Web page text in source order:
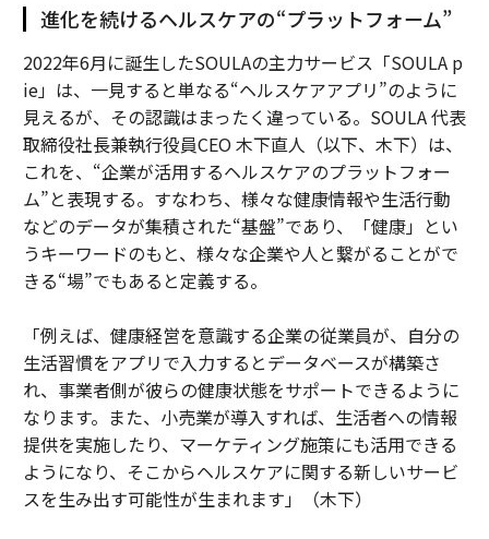
進化を続けるヘルスケアの“プラットフォーム”
2022年6月に誕生したSOULAの主力サービス「SOULA p
ie」は、一見すると単なる“ヘルスケアアプリ”のように
見えるが、その認識はまったく違っている。SOULA 代表
取締役社長兼執行役員CEO 木下直人（以下、木下）は、
これを、“企業が活用するヘルスケアのプラットフォー
ム”と表現する。すなわち、様々な健康情報や生活行動
などのデータが集積された“基盤”であり、「健康」とい
うキーワードのもと、様々な企業や人と繋がることがで
きる“場”でもあると定義する。
「例えば、健康経営を意識する企業の従業員が、自分の
生活習慣をアプリで入力するとデータベースが構築さ
れ、事業者側が彼らの健康状態をサポートできるように
なります。また、小売業が導入すれば、生活者への情報
提供を実施したり、マーケティング施策にも活用できる
ようになり、そこからヘルスケアに関する新しいサービ
スを生み出す可能性が生まれます」（木下）